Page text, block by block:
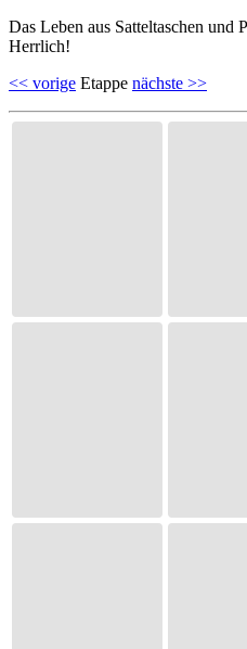
Das Leben aus Satteltaschen und
Herrlich!
<< vorige Etappe nächste >>